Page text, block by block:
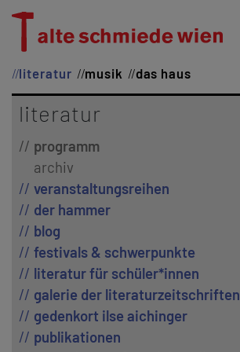
literatur musik das haus
literatur
programm
archiv
veranstaltungsreihen
der hammer
blog
festivals & schwerpunkte
literatur für schüler*innen
galerie der literaturzeitschriften
gedenkort ilse aichinger
publikationen